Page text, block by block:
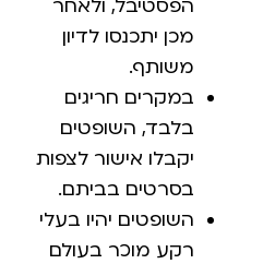
הפסטיבל, ולאחר
מכן יתכנסו לדיון
משותף.
במקרים חריגים
בלבד, השופטים
יקבלו אישור לצפות
בסרטים בביתם.
השופטים יהיו בעלי
רקע מוכר בעולם